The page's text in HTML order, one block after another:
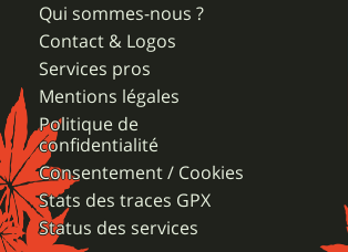
Qui sommes-nous ?
Contact & Logos
Services pros
Mentions légales
Politique de
confidentialité
Consentement / Cookies
Stats des traces GPX
Status des services